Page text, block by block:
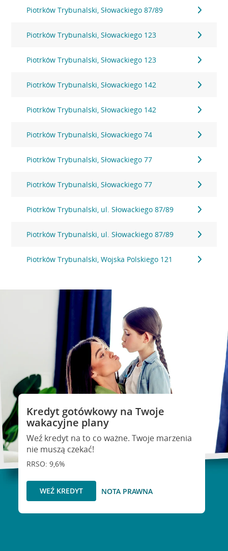
Piotrków Trybunalski, Słowackiego 87/89
Piotrków Trybunalski, Słowackiego 123
Piotrków Trybunalski, Słowackiego 123
Piotrków Trybunalski, Słowackiego 142
Piotrków Trybunalski, Słowackiego 142
Piotrków Trybunalski, Słowackiego 74
Piotrków Trybunalski, Słowackiego 77
Piotrków Trybunalski, Słowackiego 77
Piotrków Trybunalski, ul. Słowackiego 87/89
Piotrków Trybunalski, ul. Słowackiego 87/89
Piotrków Trybunalski, Wojska Polskiego 121
Kredyt gotówkowy na Twoje
wakacyjne plany
Weź kredyt na to co ważne. Twoje marzenia
nie muszą czekać!
RRSO: 9,6%
WEŹ KREDYT NOTA PRAWNA